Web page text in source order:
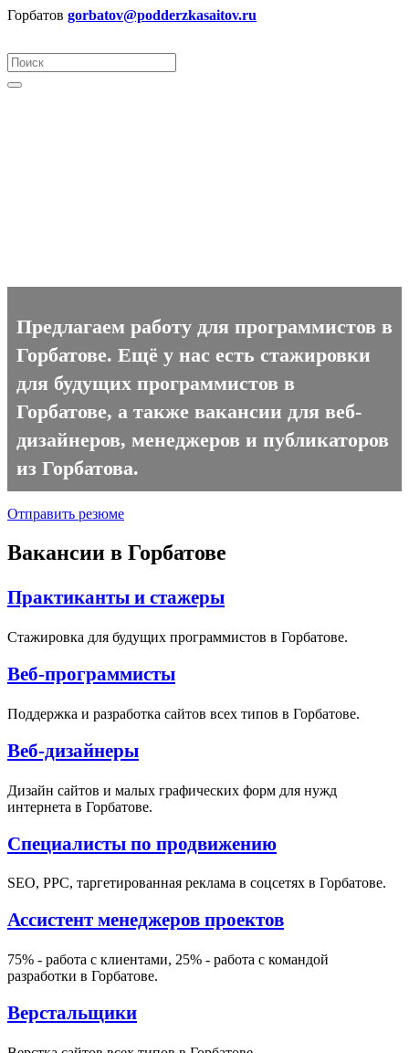
Горбатов gorbatov@podderzkasaitov.ru
Предлагаем работу для программистов в
Горбатове. Ещё у нас есть стажировки
для будущих программистов в
Горбатове, а также вакансии для веб-
дизайнеров, менеджеров и публикаторов
из Горбатова.
Отправить резюме
Вакансии в Горбатове
Практиканты и стажеры
Стажировка для будущих программистов в Горбатове.
Веб-программисты
Поддержка и разработка сайтов всех типов в Горбатове.
Веб-дизайнеры
Дизайн сайтов и малых графических форм для нужд
интернета в Горбатове.
Специалисты по продвижению
SEO, PPC, таргетированная реклама в соцсетях в Горбатове.
Ассистент менеджеров проектов
75% - работа с клиентами, 25% - работа с командой
разработки в Горбатове.
Верстальщики